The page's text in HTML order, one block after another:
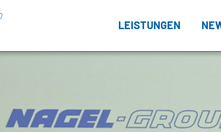
NEWSROOM
LEISTUNGEN
Transportprodukte